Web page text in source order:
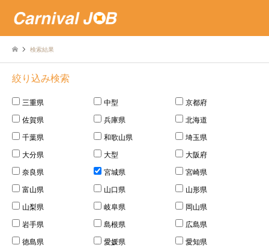
検索結果
絞り込み検索
三重県 中型
京都府
佐賀県
兵庫県
北海道
千葉県
和歌山県
埼玉県
大分県
大型
大阪府
奈良県
宮城県
宮崎県
富山県
山口県
山形県
山梨県
岐阜県
岡山県
岩手県
島根県
広島県
徳島県
愛媛県
愛知県